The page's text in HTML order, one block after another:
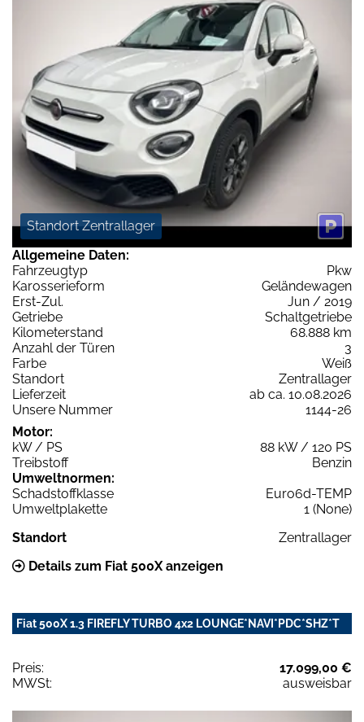
Standort Zentrallager
Allgemeine Daten:
Fahrzeugtyp
Pkw
Karosserieform
Geländewagen
Erst-Zul.
Jun / 2019
Getriebe
Schaltgetriebe
Kilometerstand
68.888 km
Anzahl der Türen
3
Farbe
Weiß
Standort
Zentrallager
Lieferzeit
ab ca. 10.08.2026
Unsere Nummer
1144-26
Motor:
kW / PS
88 kW / 120 PS
Treibstoff
Benzin
Umweltnormen:
Schadstoffklasse
Euro6d-TEMP
Umweltplakette
1 (None)
Standort
Zentrallager
Details zum Fiat 500X anzeigen
Fiat 500X 1.3 FIREFLY TURBO 4x2 LOUNGE*NAVI*PDC*SHZ*T
Preis:
17.099,00 €
MWSt:
ausweisbar